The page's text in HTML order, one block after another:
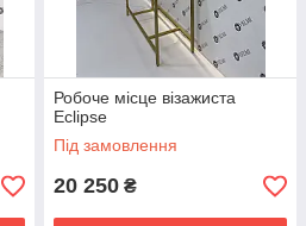
Робоче місце візажиста
Eclipse
Під замовлення
20 250 ₴